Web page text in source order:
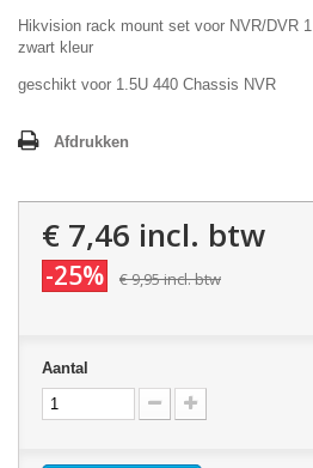
Hikvision rack mount set voor NVR/DVR
zwart kleur
geschikt voor 1.5U 440 Chassis NVR
Afdrukken
€ 7,46 incl. btw
-25% € 9,95incl. btw
Aantal